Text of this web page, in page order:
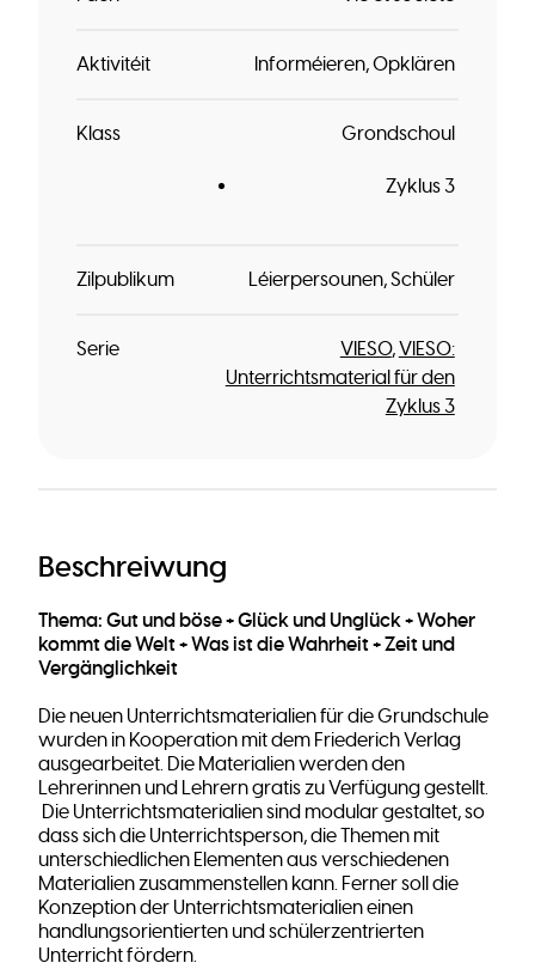
Aktivitéit Informéieren Opklären
Klass Grondschoul
Zyklus 3
Zilpublikum Léierpersounen Schüler
Serie VIESO VIESO:
Unterrichtsmaterial für den
Zyklus 3
Beschreiwung
Thema: Gut und böse + Glück und Unglück + Woher
kommt die Welt + Was ist die Wahrheit + Zeit und
Vergänglichkeit
Die neuen Unterrichtsmaterialien für die Grundschule
wurden in Kooperation mit dem Friederich Verlag
ausgearbeitet. Die Materialien werden den
Lehrerinnen und Lehrern gratis zu Verfügung gestellt.
Die Unterrichtsmaterialien sind modular gestaltet, so
dass sich die Unterrichtsperson, die Themen mit
unterschiedlichen Elementen aus verschiedenen
Materialien zusammenstellen kann. Ferner soll die
Konzeption der Unterrichtsmaterialien einen
handlungsorientierten und schülerzentrierten
Unterricht fördern.